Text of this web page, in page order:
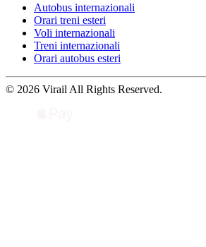
Autobus internazionali
Orari treni esteri
Voli internazionali
Treni internazionali
Orari autobus esteri
© 2026 Virail All Rights Reserved.